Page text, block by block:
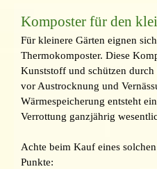
Komposter für den
Für kleinere Gärten eignen
Thermokomposter. Diese
Kunststoff und schützen durch
vor Austrocknung und
Wärmespeicherung entsteht
Verrottung ganzjährig
Achte beim Kauf eines
Punkte: